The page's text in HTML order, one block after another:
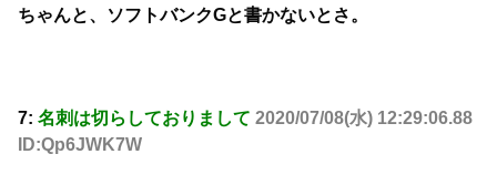
ちゃんと、ソフトバンクGと書かないとさ。
7: 名刺は切らしておりまして 2020/07/08(水) 12:29:06.88
ID:Qp6JWK7W